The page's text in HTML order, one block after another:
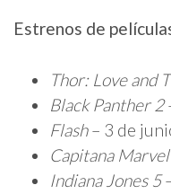
Estrenos de
Thor: Love and
Black Panther 2
Flash– 3 de
Capitana Marvel
Indiana Jones 5